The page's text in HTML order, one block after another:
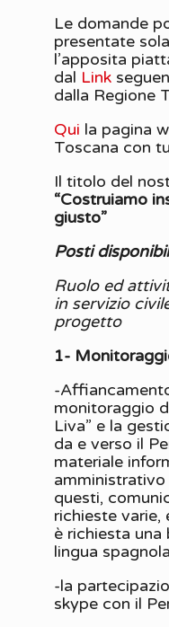
Le domande
presentate
l’apposita
dal Link
dalla Regione
Qui la pagina
Toscana con
Il titolo del
“Costruiamo
giusto”
Posti
Ruolo ed
in servizio
progetto
1-
-
monitoraggio
Liva” e la
da e verso il
materiale
amministrativo
questi,
richieste varie,
è richiesta una
lingua
-la
skype con il